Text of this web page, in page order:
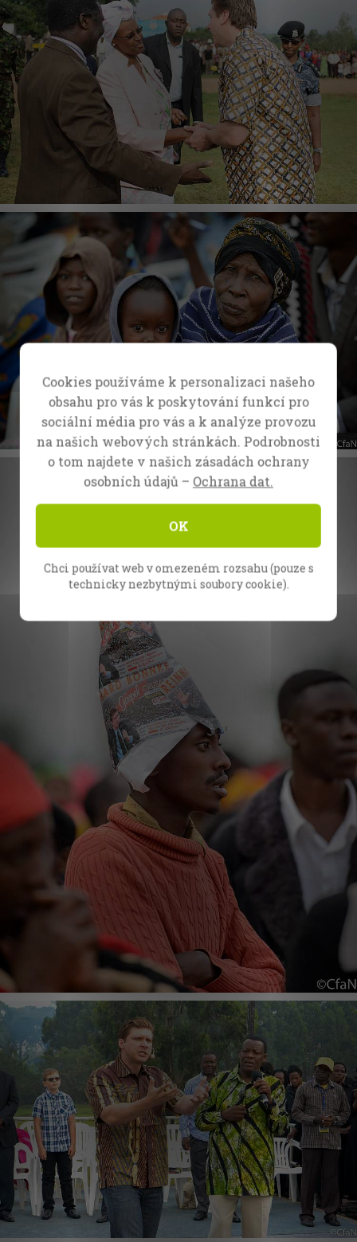
Cookies používáme k personalizaci našeho
obsahu pro vás k poskytování funkcí pro
sociální média pro vás a k analýze provozu
na našich webových stránkách. Podrobnosti
o tom najdete v našich zásadách ochrany
osobních údajů – Ochrana dat.
OK
Chci používat web v omezeném rozsahu (pouze s
technicky nezbytnými soubory cookie).